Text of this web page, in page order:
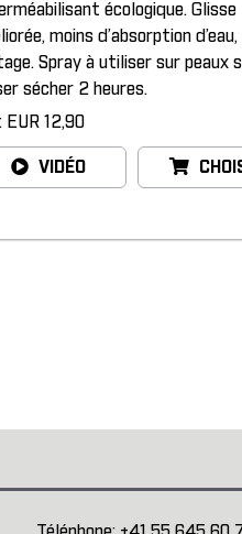
écologique. Glisse
moins d’absorption
Spray à utiliser sur peaux
sécher 2 heures.
EUR 12,90
VIDÉO